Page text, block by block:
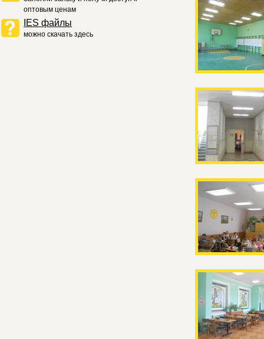
оптовым ценам
IES файлы
можно скачать здесь